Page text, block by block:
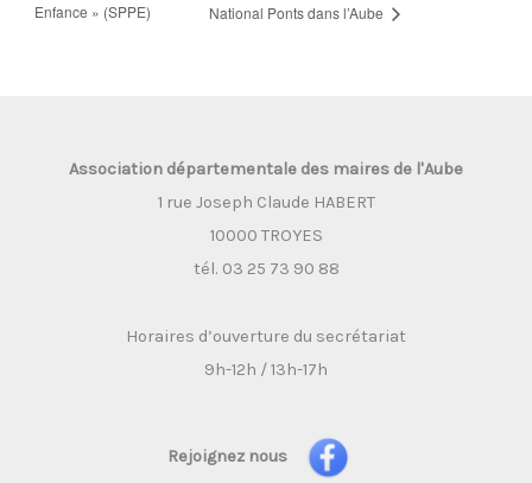
Enfance » (SPPE)
National Ponts dans l’Aube
Association départementale des maires de l'Aube
1 rue Joseph Claude HABERT
10000 TROYES
tél. 03 25 73 90 88
Horaires d’ouverture du secrétariat
9h-12h / 13h-17h
Rejoignez nous